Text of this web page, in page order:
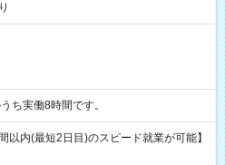
表記のうち実働8時間です。
以内(最短2日目)のスピード就業が可能】